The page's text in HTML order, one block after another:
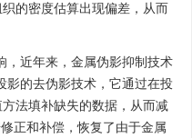
的密度估算出现偏差，从而
，近年来，金属伪影抑制技术
影的去伪影技术，它通过在投
法填补缺失的数据，从而减
正和补偿，恢复了由于金属